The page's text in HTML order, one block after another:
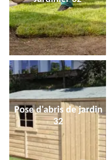
Pose d'abris de jardin
32